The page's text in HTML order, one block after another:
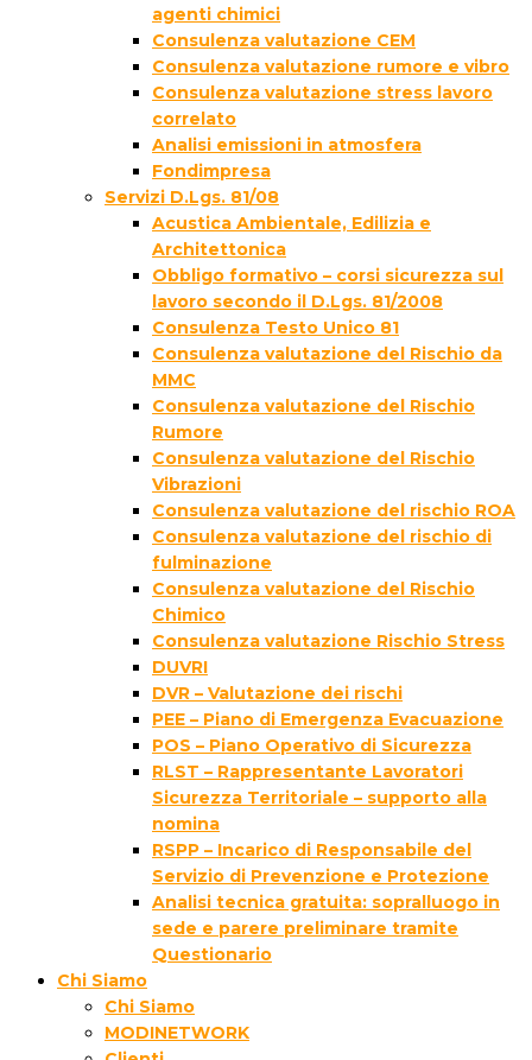
agenti chimici
Consulenza valutazione CEM
Consulenza valutazione rumore e vibro
Consulenza valutazione stress lavoro
correlato
Analisi emissioni in atmosfera
Fondimpresa
Servizi D.Lgs. 81/08
Acustica Ambientale, Edilizia e
Architettonica
Obbligo formativo – corsi sicurezza sul
lavoro secondo il D.Lgs. 81/2008
Consulenza Testo Unico 81
Consulenza valutazione del Rischio da
MMC
Consulenza valutazione del Rischio
Rumore
Consulenza valutazione del Rischio
Vibrazioni
Consulenza valutazione del rischio ROA
Consulenza valutazione del rischio di
fulminazione
Consulenza valutazione del Rischio
Chimico
Consulenza valutazione Rischio Stress
DUVRI
DVR – Valutazione dei rischi
PEE – Piano di Emergenza Evacuazione
POS – Piano Operativo di Sicurezza
RLST – Rappresentante Lavoratori
Sicurezza Territoriale – supporto alla
nomina
RSPP – Incarico di Responsabile del
Servizio di Prevenzione e Protezione
Analisi tecnica gratuita: sopralluogo in
sede e parere preliminare tramite
Questionario
Chi Siamo
Chi Siamo
MODINETWORK